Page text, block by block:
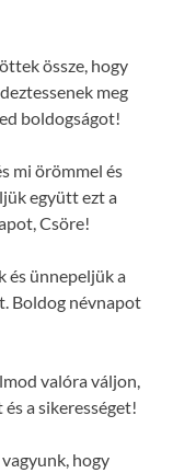
össze, hogy
meg
boldogságot!
mi örömmel és
együtt ezt a
Csöre!
és ünnepeljük a
Boldog névnapot
valóra váljon,
a sikerességet!
hogy